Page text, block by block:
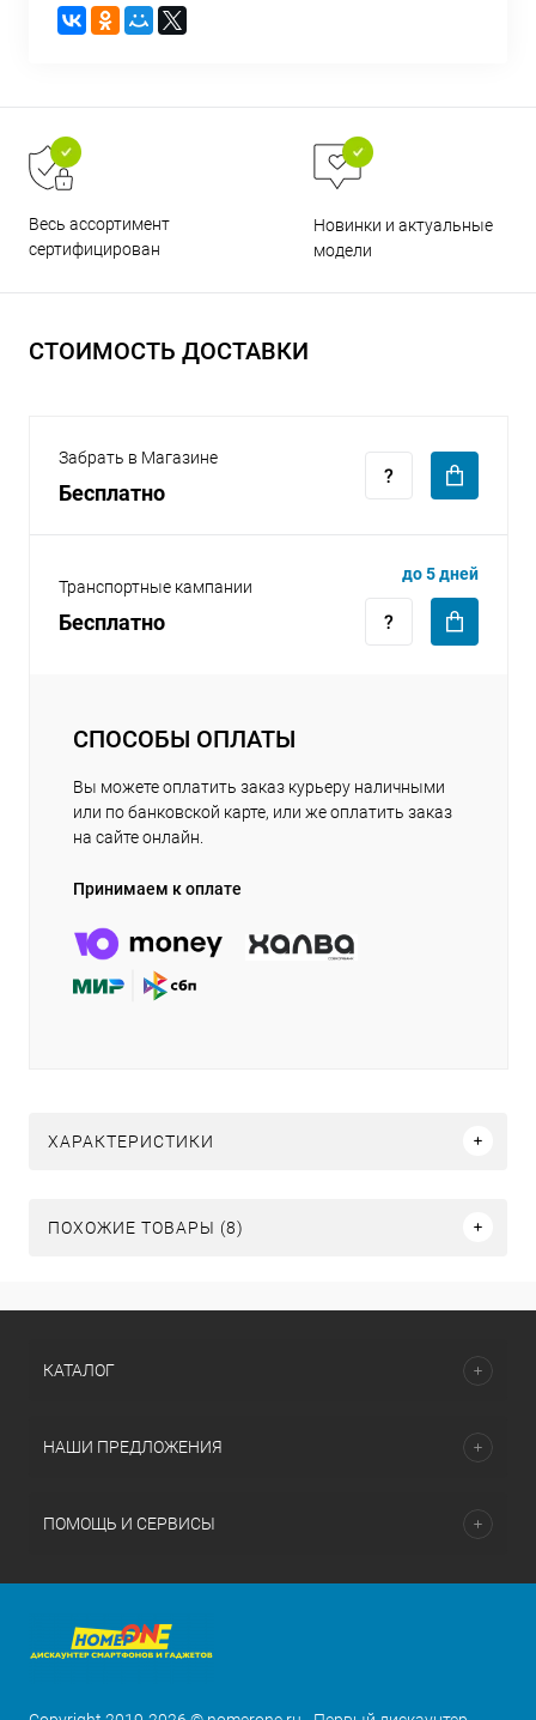
Весь ассортимент
сертифицирован
Новинки и актуальные
модели
СТОИМОСТЬ ДОСТАВКИ
Забрать в Магазине
Бесплатно
Транспортные кампании
Бесплатно
до 5 дней
СПОСОБЫ ОПЛАТЫ
Вы можете оплатить заказ курьеру наличными
или по банковской карте, или же оплатить заказ
на сайте онлайн.
Принимаем к оплате
ХАРАКТЕРИСТИКИ
ПОХОЖИЕ ТОВАРЫ (8)
раз в 2 недели
КАТАЛОГ
НАШИ ПРЕДЛОЖЕНИЯ
ПОМОЩЬ И СЕРВИСЫ